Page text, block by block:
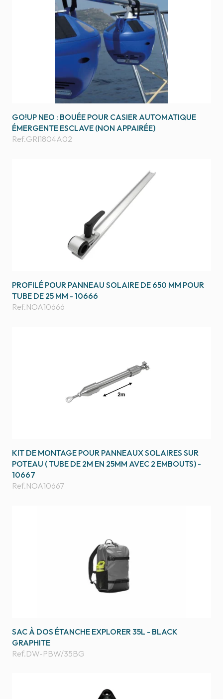
GO!UP NEO : BOUÉE POUR CASIER AUTOMATIQUE
ÉMERGENTE ESCLAVE (NON APPAIRÉE)
Ref.GRI1804A02
PROFILÉ POUR PANNEAU SOLAIRE DE 650 MM POUR
TUBE DE 25 MM - 10666
Ref.NOA10666
KIT DE MONTAGE POUR PANNEAUX SOLAIRES SUR
POTEAU ( TUBE DE 2M EN 25MM AVEC 2 EMBOUTS) -
10667
Ref.NOA10667
SAC À DOS ÉTANCHE EXPLORER 35L - BLACK
GRAPHITE
Ref.DW-PBW/35BG